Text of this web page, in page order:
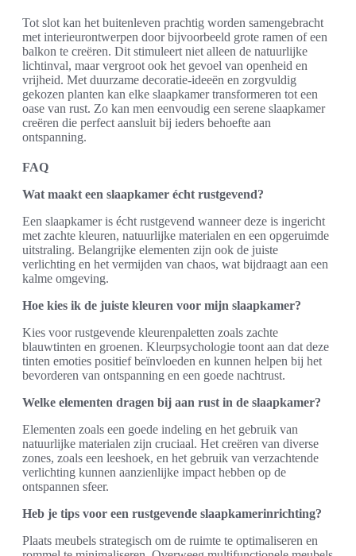
Tot slot kan het buitenleven prachtig worden samengebracht
met interieurontwerpen door bijvoorbeeld grote ramen of een
balkon te creëren. Dit stimuleert niet alleen de natuurlijke
lichtinval, maar vergroot ook het gevoel van openheid en
vrijheid. Met duurzame decoratie-ideeën en zorgvuldig
gekozen planten kan elke slaapkamer transformeren tot een
oase van rust. Zo kan men eenvoudig een serene slaapkamer
creëren die perfect aansluit bij ieders behoefte aan
ontspanning.
FAQ
Wat maakt een slaapkamer écht rustgevend?
Een slaapkamer is écht rustgevend wanneer deze is ingericht
met zachte kleuren, natuurlijke materialen en een opgeruimde
uitstraling. Belangrijke elementen zijn ook de juiste
verlichting en het vermijden van chaos, wat bijdraagt aan een
kalme omgeving.
Hoe kies ik de juiste kleuren voor mijn slaapkamer?
Kies voor rustgevende kleurenpaletten zoals zachte
blauwtinten en groenen. Kleurpsychologie toont aan dat deze
tinten emoties positief beïnvloeden en kunnen helpen bij het
bevorderen van ontspanning en een goede nachtrust.
Welke elementen dragen bij aan rust in de slaapkamer?
Elementen zoals een goede indeling en het gebruik van
natuurlijke materialen zijn cruciaal. Het creëren van diverse
zones, zoals een leeshoek, en het gebruik van verzachtende
verlichting kunnen aanzienlijke impact hebben op de
ontspannen sfeer.
Heb je tips voor een rustgevende slaapkamerinrichting?
Plaats meubels strategisch om de ruimte te optimaliseren en